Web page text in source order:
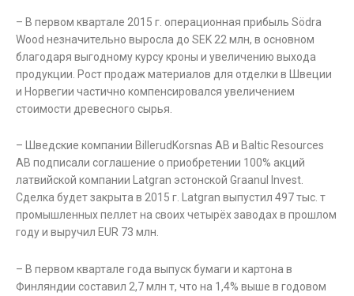
– В первом квартале 2015 г. операционная прибыль Södra
Wood незначительно выросла до SEK 22 млн, в основном
благодаря выгодному курсу кроны и увеличению выхода
продукции. Рост продаж материалов для отделки в Швеции
и Норвегии частично компенсировался увеличением
стоимости древесного сырья.
– Шведские компании BillerudKorsnas AB и Baltic Resources
AB подписали соглашение о приобретении 100% акций
латвийской компании Latgran эстонской Graanul Invest.
Сделка будет закрыта в 2015 г. Latgran выпустил 497 тыс. т
промышленных пеллет на своих четырёх заводах в прошлом
году и выручил EUR 73 млн.
– В первом квартале года выпуск бумаги и картона в
Финляндии составил 2,7 млн т, что на 1,4% выше в годовом